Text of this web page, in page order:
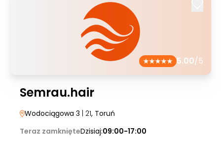
5.00/5
Semrau.hair
Wodociągowa 3 | 21, Toruń
Teraz zamknięteDzisiaj:09:00-17:00